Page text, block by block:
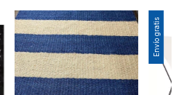
Envío gratis